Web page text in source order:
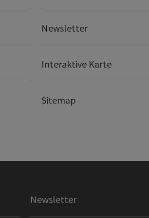
Newsletter
Interaktive Karte
Sitemap
Newsletter